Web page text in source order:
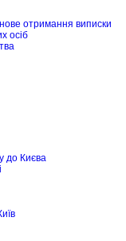
отримання виписки
осіб
до Києва